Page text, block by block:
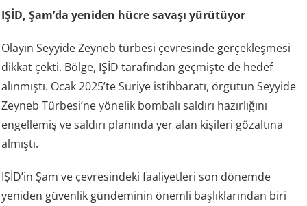
IŞİD, Şam’da yeniden hücre savaşı yürütüyor
Olayın Seyyide Zeyneb türbesi çevresinde gerçekleşmesi
dikkat çekti. Bölge, IŞİD tarafından geçmişte de hedef
alınmıştı. Ocak 2025’te Suriye istihbaratı, örgütün Seyyide
Zeyneb Türbesi’ne yönelik bombalı saldırı hazırlığını
engellemiş ve saldırı planında yer alan kişileri gözaltına
almıştı.
IŞİD’in Şam ve çevresindeki faaliyetleri son dönemde
yeniden güvenlik gündeminin önemli başlıklarından biri